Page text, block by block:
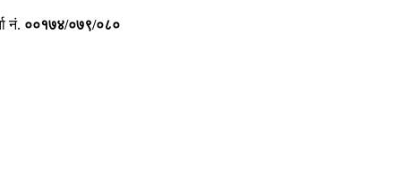
नं. ००१७४/०७९/०८०